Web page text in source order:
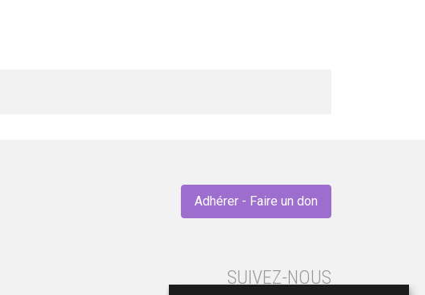
Adhérer - Faire un don
SUIVEZ-NOUS